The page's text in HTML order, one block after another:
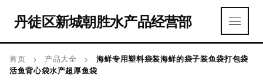
丹徒区新城朝胜水产品经营部
首页 > 产品大全 >
海鲜专用塑料袋装海鲜的袋子装鱼袋打包袋
活鱼背心袋水产超厚鱼袋